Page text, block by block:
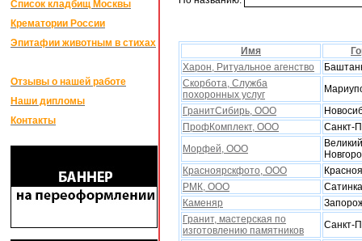
Список кладбищ Москвы
Крематории России
Эпитафии животным в стихах
Отзывы о нашей работе
Наши дипломы
Контакты
Имя
Xарон, Ритуальное агенство
Скорбота, Служба
поxоронных услуг
ГранитСибирь, ООО
ПрофКомплект, ООО
Санкт-
Морфей, ООО
Великий
Красноярскфото, ООО
РМК, ООО
Сатинка
Каменяр
Гранит, мастерская по
изготовлению памятников
Санкт-